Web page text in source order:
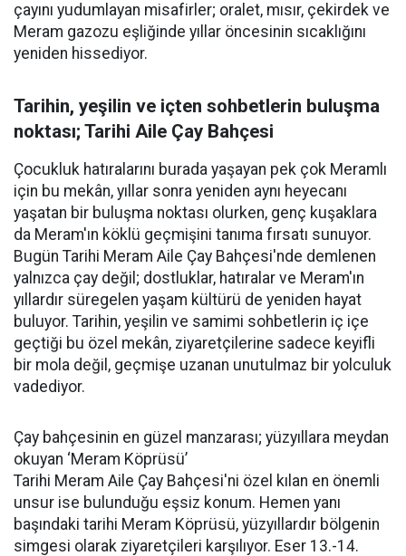
çayını yudumlayan misafirler; oralet, mısır, çekirdek ve
Meram gazozu eşliğinde yıllar öncesinin sıcaklığını
yeniden hissediyor.
Tarihin, yeşilin ve içten sohbetlerin buluşma
noktası; Tarihi Aile Çay Bahçesi
Çocukluk hatıralarını burada yaşayan pek çok Meramlı
için bu mekân, yıllar sonra yeniden aynı heyecanı
yaşatan bir buluşma noktası olurken, genç kuşaklara
da Meram'ın köklü geçmişini tanıma fırsatı sunuyor.
Bugün Tarihi Meram Aile Çay Bahçesi'nde demlenen
yalnızca çay değil; dostluklar, hatıralar ve Meram'ın
yıllardır süregelen yaşam kültürü de yeniden hayat
buluyor. Tarihin, yeşilin ve samimi sohbetlerin iç içe
geçtiği bu özel mekân, ziyaretçilerine sadece keyifli
bir mola değil, geçmişe uzanan unutulmaz bir yolculuk
vadediyor.
Çay bahçesinin en güzel manzarası; yüzyıllara meydan
okuyan ‘Meram Köprüsü’
Tarihi Meram Aile Çay Bahçesi'ni özel kılan en önemli
unsur ise bulunduğu eşsiz konum. Hemen yanı
başındaki tarihi Meram Köprüsü, yüzyıllardır bölgenin
simgesi olarak ziyaretçileri karşılıyor. Eser 13.-14.